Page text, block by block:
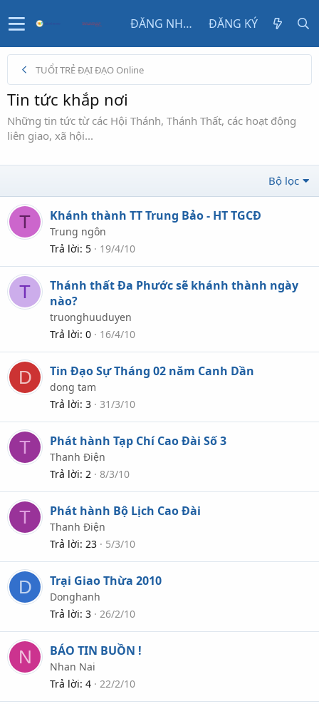
ĐĂNG NHẬP ĐĂNG KÝ
TUỔI TRẺ ĐẠI ĐẠO Online
Tin tức khắp nơi
Những tin tức từ các Hội Thánh, Thánh Thất, các hoạt động
liên giao, xã hội...
Bộ lọc
T Khánh thành TT Trung Bảo - HT TGCĐ
Trung ngôn
Trả lời 5 19/4/10
T
Thánh thất Đa Phước sẽ khánh thành ngày
nào?
truonghuuduyen
Trả lời 0 16/4/10
D Tin Đạo Sự Tháng 02 năm Canh Dần
dong tam
Trả lời 3 31/3/10
T Phát hành Tạp Chí Cao Đài Số 3
Thanh Điện
Trả lời 2 8/3/10
T Phát hành Bộ Lịch Cao Đài
Thanh Điện
Trả lời 23 5/3/10
D Trại Giao Thừa 2010
Donghanh
Trả lời 3 26/2/10
N BÁO TIN BUỒN !
Nhan Nai
Trả lời 4 22/2/10